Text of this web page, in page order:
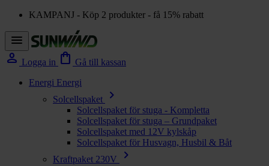
KAMPANJ - Köp 2 produkter - få 15% rabatt
menu
person Logga in shopping_bag Gå till kassan
Energi Energi
Solcellspaket
chevron_right
Solcellspaket för stuga - Kompletta
Solcellspaket för stuga – Grundpaket
Solcellspaket med 12V kylskåp
Solcellspaket för Husvagn, Husbil & Båt
Kraftpaket 230V
chevron_right